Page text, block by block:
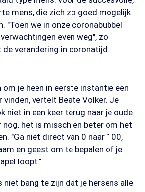
mens, die zich zo goed mogelijk
"Toen we in onze coronabubbel
even weg", zo
verandering in coronatijd.
om je heen in eerste instantie een
vinden, vertelt Beate Volker. Je
niet in een keer terug naar je oude
nog, het is misschien beter om het
"Ga niet direct van 0 naar 100,
en geest om te bepalen of je
loopt."
bang te zijn dat je hersens alle